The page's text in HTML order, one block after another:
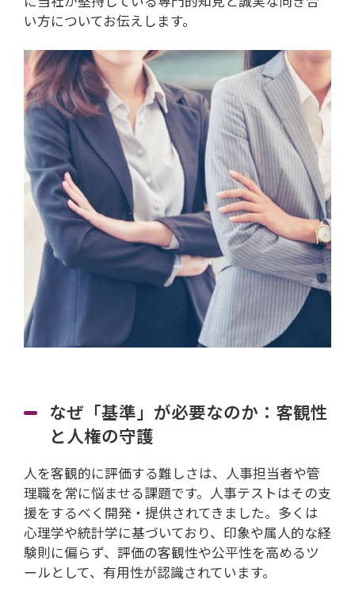
い方についてお伝えします。
なぜ「基準」が必要なのか：客観性
と人権の守護
人を客観的に評価する難しさは、人事担当者や管
理職を常に悩ませる課題です。人事テストはその支
援をするべく開発・提供されてきました。多くは
心理学や統計学に基づいており、印象や属人的な経
験則に偏らず、評価の客観性や公平性を高めるツ
ールとして、有用性が認識されています。